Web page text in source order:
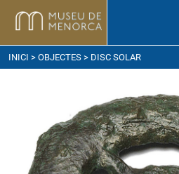
arribar
INICI > OBJECTES > DISC SOLAR